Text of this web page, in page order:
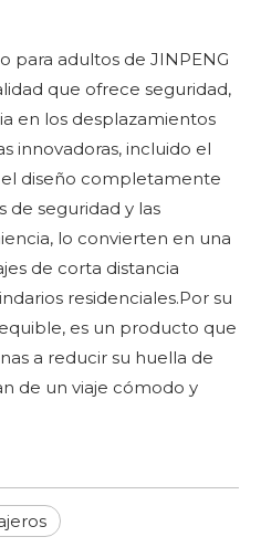
para adultos de JINPENG
que ofrece seguridad,
en los desplazamientos
innovadoras, incluido el
diseño completamente
de seguridad y las
lo convierten en una
de corta distancia
residenciales.Por su
es un producto que
a reducir su huella de
de un viaje cómodo y